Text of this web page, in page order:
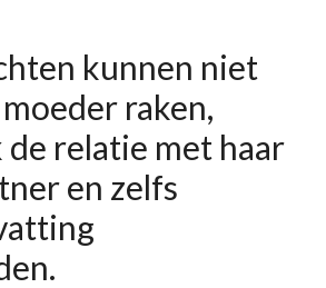
kunnen niet
raken,
de relatie met haar
en zelfs